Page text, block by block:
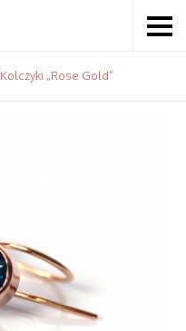
Kolczyki „Rose Gold”